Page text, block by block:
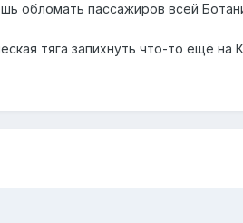
обломать пассажиров всей
тяга запихнуть что-то